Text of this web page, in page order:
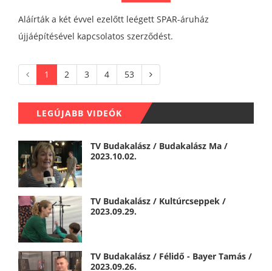
Aláírták a két évvel ezelőtt leégett SPAR-áruház
újjáépítésével kapcsolatos szerződést.
1 2 3 4 53
LEGÚJABB VIDEÓK
TV Budakalász / Budakalász Ma /
2023.10.02.
TV Budakalász / Kultúrcseppek /
2023.09.29.
TV Budakalász / Félidő - Bayer Tamás /
2023.09.26.